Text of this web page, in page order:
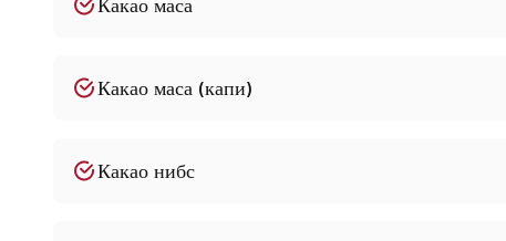
Какао маса
Какао маса (капи)
Какао нибс